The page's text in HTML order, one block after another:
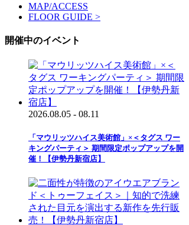
MAP/ACCESS
FLOOR GUIDE >
開催中のイベント
2026.08.05 - 08.11
「マウリッツハイス美術館」×＜タグス ワー
キングパーティ＞ 期間限定ポップアップを開
催！【伊勢丹新宿店】